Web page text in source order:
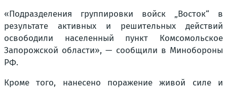
«Подразделения группировки войск „Восток“ в
результате активных и решительных действий
освободили населенный пункт Комсомольское
Запорожской области», — сообщили в Минобороны
РФ.
Кроме того, нанесено поражение живой силе и